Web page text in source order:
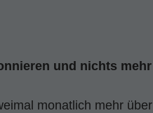
und nichts mehr
monatlich mehr über